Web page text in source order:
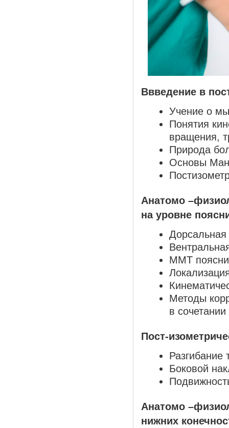
Ввведение в
Учение о
Понятия
вращения,
Природа
Основы
Анатомо
на уровне
Дорсальная
ММТ
Методы
в
Пост-
Разгибание
Боковой
Анатомо
нижних